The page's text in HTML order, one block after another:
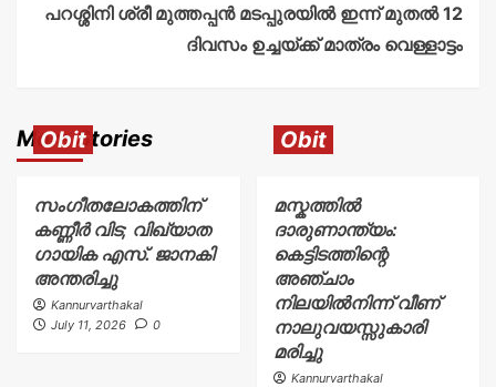
പറശ്ശിനി ശ്രീ മുത്തപ്പൻ മടപ്പുരയിൽ ഇന്ന് മുതൽ 12
ദിവസം ഉച്ചയ്ക്ക് മാത്രം വെള്ളാട്ടം
More Stories
Obit
സംഗീതലോകത്തിന്
കണ്ണീർ വിട; വിഖ്യാത
ഗായിക എസ്. ജാനകി
അന്തരിച്ചു
Kannurvarthakal
July 11, 2026
0
Obit
മസ്കത്തിൽ
ദാരുണാന്ത്യം:
കെട്ടിടത്തിന്റെ
അഞ്ചാം
നിലയിൽനിന്ന് വീണ്
നാലുവയസ്സുകാരി
മരിച്ചു
Kannurvarthakal